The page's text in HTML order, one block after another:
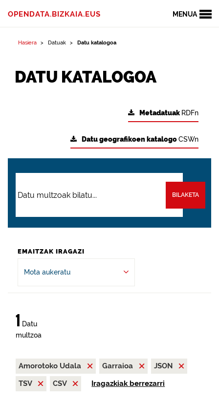
MENUA
OPENDATA.BIZKAIA.EUS
Hasiera Datuak Datu katalogoa
DATU KATALOGOA
Metadatuak RDFn
Datu geografikoen katalogoCSWn
BILAKETA
EMAITZAK IRAGAZI
Mota aukeratu
1 Datu
multzoa
Amorotoko Udala Garraioa
JSON
TSV
CSV Iragazkiak berrezarri